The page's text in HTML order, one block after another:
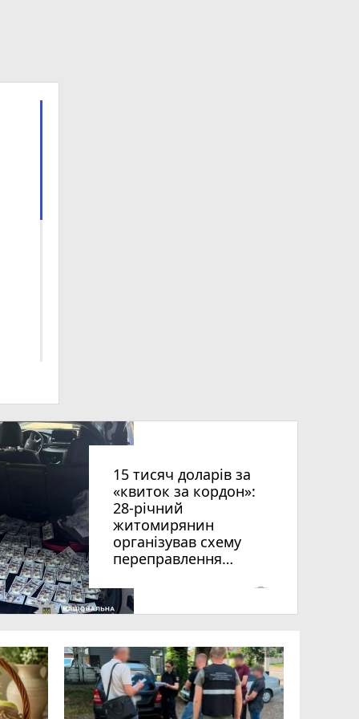
15 тисяч доларів за
«квиток за кордон»:
28-річний
житомирянин
організував схему
переправлення
віку за межі країни
photo_camera